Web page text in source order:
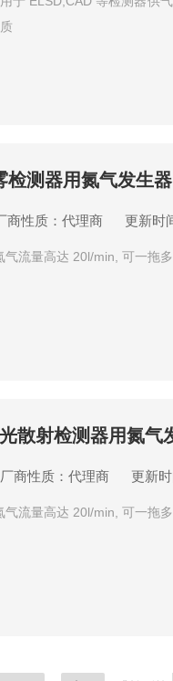
检测器用氮气发生器
商性质：代理商 更新时
气流量高达 20l/min, 可一拖
散射检测器用氮气
厂商性质：代理商 更新
气流量高达 20l/min, 可一拖